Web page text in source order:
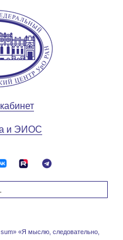
«Я мыслю, следовательно,
и ЭИОС